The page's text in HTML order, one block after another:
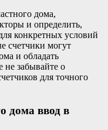
дома,
и определить,
конкретных условий
счетчики могут
и обладать
забывайте о
для точного
дома ввод в